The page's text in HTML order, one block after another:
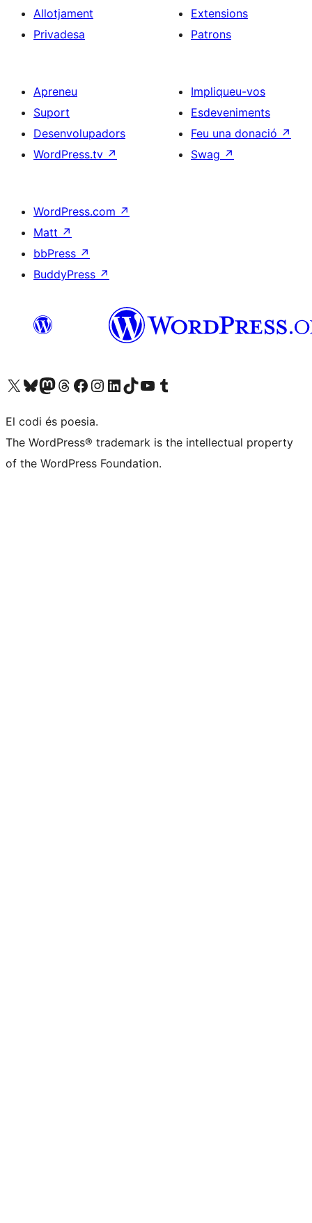
Allotjament
Privadesa
Extensions
Patrons
Apreneu
Suport
Desenvolupadors
WordPress.tv ↗
Impliqueu-vos
Esdeveniments
Feu una donació ↗
Swag ↗
WordPress.com ↗
Matt ↗
bbPress ↗
BuddyPress ↗
Visiteu el nostre compte X (abans Twitter)
Visiteu el nostre compte de Bluesky
Visiteu el nostre compte al Mastodon
Visiteu el nostre compte de Threads
Visiteu la nostra pàgina al Facebook
Visiteu el nostre compte d'Instagram
Visiteu el nostre compte de LinkedIn
Visiteu el nostre compte de TikTok
Visiteu el nostre canal al YouTube
Visiteu el nostre compte de Tumblr
El codi és poesia.
The WordPress® trademark is the intellectual property
of the WordPress Foundation.